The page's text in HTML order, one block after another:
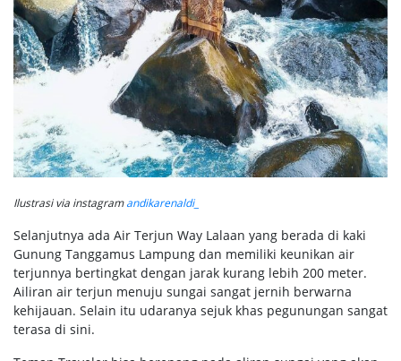
Ilustrasi via instagramandikarenaldi_
Selanjutnya ada Air Terjun Way Lalaan yang berada di kaki
Gunung Tanggamus Lampung dan memiliki keunikan air
terjunnya bertingkat dengan jarak kurang lebih 200 meter.
Ailiran air terjun menuju sungai sangat jernih berwarna
kehijauan. Selain itu udaranya sejuk khas pegunungan sangat
terasa di sini.